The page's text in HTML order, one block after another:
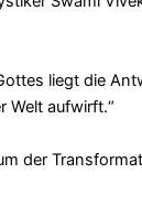
liegt die
Welt aufwirft.“
der